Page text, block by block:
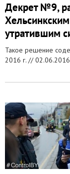
Декрет №9,
утратившим
Такое решение
2016 г. //02.06.2016